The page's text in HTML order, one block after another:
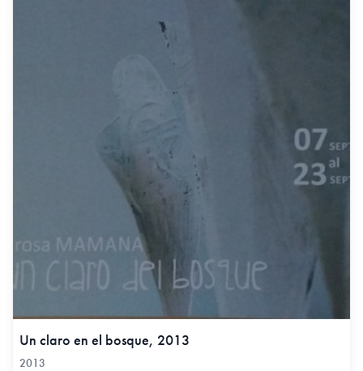
Un claro en el bosque, 2013
2013